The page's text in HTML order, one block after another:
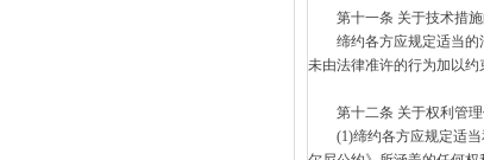
第十一条 关于技术措施
缔约各方应规定适当的法
未由法律准许的行为加以约
第十二条 关于权利管理
(1)缔约各方应规定适当